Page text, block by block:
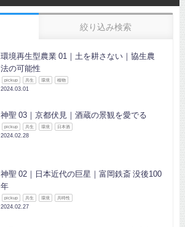
絞り込み検索
環境再生型農業 01｜土を耕さない｜協生農
法の可能性
pickup 共生 環境 植物
2024.03.01
神聖 03｜京都伏見｜酒蔵の景観を愛でる
pickup 共生 環境 日本酒
2024.02.28
神聖 02｜日本近代の巨星｜富岡鉄斎 没後100
年
pickup 共生 環境 共時性
2024.02.27